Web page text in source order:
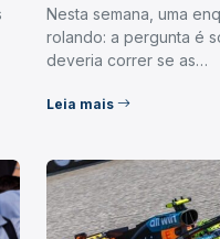
Nesta semana, uma
rolando: a pergunta é
deveria correr se as…
Leia mais